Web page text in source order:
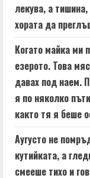
лекува, а
хората да
Когато майка ми
езерото. Това
давах под наем.
я по няколко
както тя я беше
Аугусто не
кутийката, а
смееше тихо и